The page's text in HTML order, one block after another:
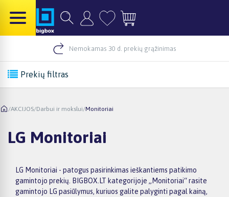
Nemokamas 30 d. prekių grąžinimas
Prekių filtras
/AKCIJOS/Darbui ir mokslui/Monitoriai
LG Monitoriai
LG Monitoriai - patogus pasirinkimas ieškantiems patikimo
gamintojo prekių. BIGBOX.LT kategorijoje „Monitoriai“ rasite
gamintojo LG pasiūlymus, kuriuos galite palyginti pagal kainą,